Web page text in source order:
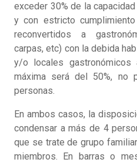
exceder 30% de la
y con estricto
reconvertidos a
carpas, etc) con la debida
y/o locales gastronómicos
máxima será del 50%, no
personas.
En ambos casos, la
condensar a más de 4
que se trate de grupo
miembros. En barras o